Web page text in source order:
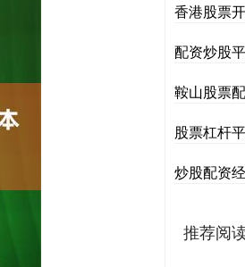
香港股票
配资炒股
鞍山股票
股票杠杆
炒股配资
推荐阅